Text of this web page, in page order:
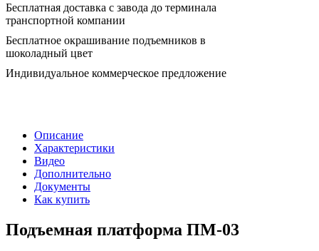
Бесплатная доставка с завода до терминала
транспортной компании
Бесплатное окрашивание подъемников в
шоколадный цвет
Индивидуальное коммерческое предложение
Описание
Характеристики
Видео
Дополнительно
Документы
Как купить
Подъемная платформа ПМ-03